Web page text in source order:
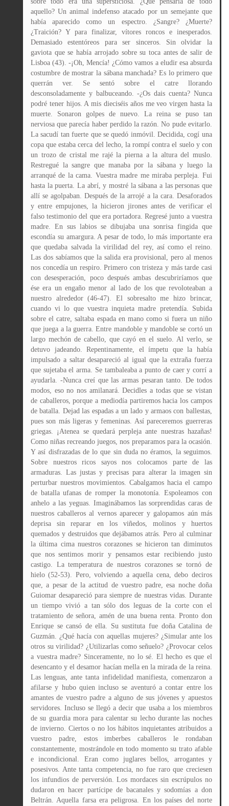
aquello? Un animal indefenso atacado por un semejante que
había aparecido como un espectro. ¿Sangre? ¿Muerte?
¿Traición? Y para finalizar, vítores roncos e inesperados.
Demasiado estentóreos para ser sinceros. Sin olvidar la
gaviota que se había arrojado sobre su toca antes de salir de
Lisboa (43). -¡Oh, Mencía! ¿Cómo vamos a eludir esa absurda
costumbre de mostrar la sábana manchada? Es lo primero que
querrán ver. Se sentó sobre el catre llorando
desconsoladamente y balbuceando. -¿Os dais cuenta? Nunca
podré tener hijos. A mis dieciséis años me veo virgen hasta la
muerte. Sonaron golpes de nuevo. La reina se puso tan
nerviosa que parecía haber perdido la razón. No pude evitarlo.
La sacudí tan fuerte que se quedó inmóvil. Decidida, cogí una
copa que estaba cerca del lecho, la rompí contra el suelo y con
un trozo de cristal me rajé la pierna a la altura del muslo.
Restregué la sangre que manaba por la sábana y luego la
arranqué de la cama. Vuestra madre me miraba perpleja. Fui
hasta la puerta. La abrí, y mostré la sábana a las personas que
allí se agolpaban. Después de la arrojé a la cara. Desaforados
y entre empujones, la hicieron jirones antes de verificar el
falso testimonio del que era portadora. Regresé junto a vuestra
madre. En sus labios se dibujaba una sonrisa fingida que
escondía su amargura. A pesar de todo, lo más importante era
que quedaba salvada la virilidad del rey, así como el reino.
Las dos sabíamos que la salida era provisional, pero al menos
nos concedía un respiro. Primero con tristeza y más tarde casi
con desesperación, poco después ambas descubriríamos que
ése era un engaño menor al lado de los que revoloteaban a
nuestro alrededor (46-47). El sobresalto me hizo brincar,
cuando vi lo que vuestra inquieta madre pretendía. Subida
sobre el catre, saltaba espada en mano como si fuera un niño
que juega a la guerra. Entre mandoble y mandoble se cortó un
largo mechón de cabello, que cayó en el suelo. Al verlo, se
detuvo jadeando. Repentinamente, el ímpetu que la había
impulsado a saltar desapareció al igual que la extraña fuerza
que sujetaba el arma. Se tambaleaba a punto de caer y corrí a
ayudarla. -Nunca creí que las armas pesaran tanto. De todos
modos, eso no nos amilanará. Decidles a todas que se vistan
de caballeros, porque a mediodía partiremos hacia los campos
de batalla. Dejad las espadas a un lado y armaos con ballestas,
pues son más ligeras y femeninas. Así pareceremos guerreras
griegas. ¡Atenea se quedará perpleja ante nuestras hazañas!
Como niñas recreando juegos, nos preparamos para la ocasión.
Y así disfrazadas de lo que sin duda no éramos, la seguimos.
Sobre nuestros ricos sayos nos colocamos parte de las
armaduras. Las justas y precisas para alterar la imagen sin
perturbar nuestros movimientos. Cabalgamos hacia el campo
de batalla ufanas de romper la monotonía. Espoleamos con
anhelo a las yeguas. Imaginábamos las sorprendidas caras de
nuestros caballeros al vernos aparecer y galopamos aún más
deprisa sin reparar en los viñedos, molinos y huertos
quemados y destruidos que dejábamos atrás. Pero al culminar
la última cima nuestros corazones se hicieron tan diminutos
que nos sentimos morir y pensamos estar recibiendo justo
castigo. La temperatura de nuestros corazones se tornó de
hielo (52-53). Pero, volviendo a aquella cena, debo deciros
que, a pesar de la actitud de vuestro padre, esa noche doña
Guiomar desapareció para siempre de nuestras vidas. Durante
un tiempo vivió a tan sólo dos leguas de la corte con el
tratamiento de señora, amén de una buena renta. Pronto don
Enrique se cansó de ella. Su sustituta fue doña Catalina de
Guzmán. ¿Qué hacía con aquellas mujeres? ¿Simular ante los
otros su virilidad? ¿Utilizarlas como señuelo? ¿Provocar celos
a vuestra madre? Sinceramente, no lo sé. El hecho es que el
desencanto y el desamor hacían mella en la mirada de la reina.
Las lenguas, ante tanta infidelidad manifiesta, comenzaron a
afilarse y hubo quien incluso se aventuró a contar entre los
amantes de vuestro padre a alguno de sus jóvenes y apuestos
servidores. Incluso se llegó a decir que usaba a los miembros
de su guardia mora para calentar su lecho durante las noches
de invierno. Ciertos o no los hábitos inquietantes atribuidos a
vuestro padre, estos imberbes caballeros le rondaban
constantemente, mostrándole en todo momento su trato afable
e incondicional. Eran como juglares bellos, arrogantes y
posesivos. Ante tanta competencia, no fue raro que creciesen
los infundios de perversión. Los mordaces sin escrúpulos no
dudaron en hacer partícipe de bacanales y sodomías a don
Beltrán. Aquella farsa era peligrosa. En los países del norte